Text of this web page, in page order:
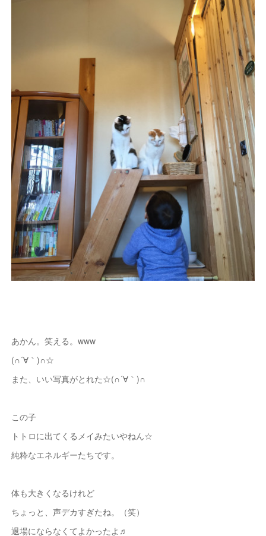
あかん。笑える。www
(∩´∀｀)∩☆
また、いい写真がとれた☆(∩´∀｀)∩
この子
トトロに出てくるメイみたいやねん☆
純粋なエネルギーたちです。
体も大きくなるけれど
ちょっと、声デカすぎたね。（笑）
退場にならなくてよかったよ♬